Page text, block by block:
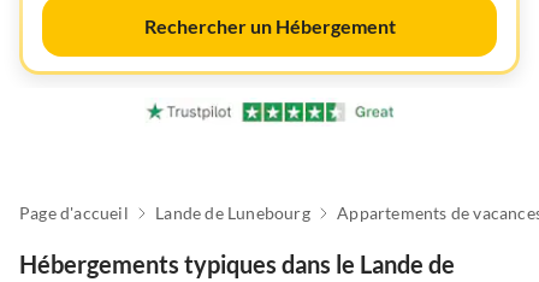
Rechercher un Hébergement
Page d'accueil Lande de Lunebourg
Hébergements typiques dans le Lande de